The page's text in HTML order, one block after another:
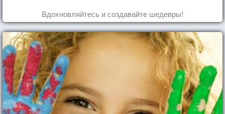
Вдохновляйтесь и создавайте шедевры!